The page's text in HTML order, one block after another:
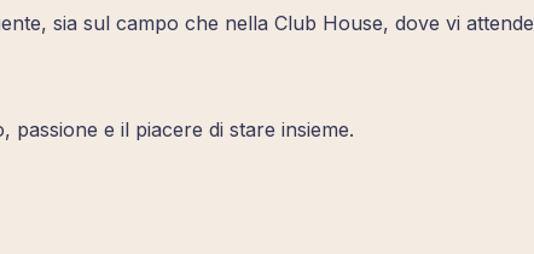
sia sul campo che nella Club House, dove vi attende
e il piacere di stare insieme.